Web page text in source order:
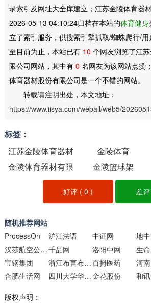
录索引及网址大全库建立；江苏金陵体育器
2026-05-13 04:10:24归档在本站的体育健身
立了索引服务，供搜索引擎抓取/蜘蛛爬行/
至目前为止，本站已有 10 个网友浏览了江
限公司网站，其中有 0 名网友为该网站点赞
体育器材股份有限公司是一个不错的网站。
转载请注明出处，本文地址：
https://www.iisya.com/weball/web5/
标签：
江苏金陵体育器材
股份有限公司
金陵体育
金陵体育器材有限
公司官网
金陵篮球架
好评 (0 ) 差
随机推荐网站
ProcessOn
沪江法语 中证网
汉莎航空公司飞常里程汇官网千品网 洛阳中网 生
宝钢集团
浙江布言布语纺织科技百拇医药 河
合肥生活网
四川大学华西医院金花股份 和
版权声明：